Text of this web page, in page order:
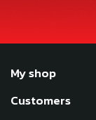
My shop
Customers